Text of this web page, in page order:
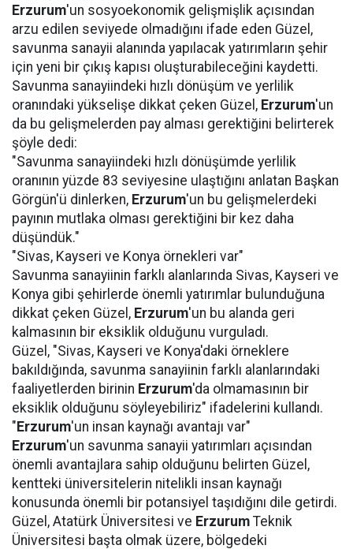
Erzurum'un sosyoekonomik gelişmişlik açısından
arzu edilen seviyede olmadığını ifade eden Güzel,
savunma sanayii alanında yapılacak yatırımların şehir
için yeni bir çıkış kapısı oluşturabileceğini kaydetti.
Savunma sanayiindeki hızlı dönüşüm ve yerlilik
oranındaki yükselişe dikkat çeken Güzel, Erzurum'un
da bu gelişmelerden pay alması gerektiğini belirterek
şöyle dedi:
"Savunma sanayiindeki hızlı dönüşümde yerlilik
oranının yüzde 83 seviyesine ulaştığını anlatan Başkan
Görgün'ü dinlerken, Erzurum'un bu gelişmelerdeki
payının mutlaka olması gerektiğini bir kez daha
düşündük."
"Sivas, Kayseri ve Konya örnekleri var"
Savunma sanayiinin farklı alanlarında Sivas, Kayseri ve
Konya gibi şehirlerde önemli yatırımlar bulunduğuna
dikkat çeken Güzel, Erzurum'un bu alanda geri
kalmasının bir eksiklik olduğunu vurguladı.
Güzel, "Sivas, Kayseri ve Konya'daki örneklere
bakıldığında, savunma sanayiinin farklı alanlarındaki
faaliyetlerden birinin Erzurum'da olmamasının bir
eksiklik olduğunu söyleyebiliriz" ifadelerini kullandı.
" Erzurum'un insan kaynağı avantajı var"
Erzurum'un savunma sanayii yatırımları açısından
önemli avantajlara sahip olduğunu belirten Güzel,
kentteki üniversitelerin nitelikli insan kaynağı
konusunda önemli bir potansiyel taşıdığını dile getirdi.
Güzel, Atatürk Üniversitesi ve Erzurum Teknik
Üniversitesi başta olmak üzere, bölgedeki